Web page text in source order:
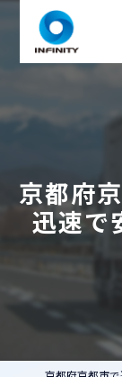
京都府
迅速で